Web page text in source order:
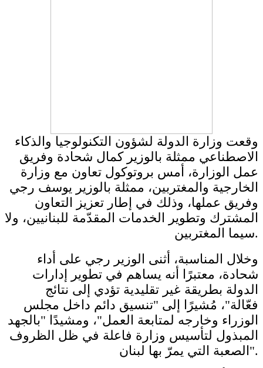
وقعت وزارة الدولة لشؤون التكنولوجيا والذكاء
الاصطناعي ممثلة بالوزير كمال شحادة وفريق
عمل الوزارة، أمس بروتوكول تعاون مع وزارة
الخارجية والمغتربين، ممثلة بالوزير يوسف رجي
وفريق عملها، وذلك في إطار تعزيز التعاون
المشترك وتطوير الخدمات المقدّمة للبنانيين، ولا
سيما المغتربين.
وخلال المناسبة، أثنى الوزير رجي على أداء
شحادة، معتبرًا أنه يساهم في تطوير إدارات
الدولة بطريقة غير تقليدية تؤدي إلى نتائج
فعّالة"، مُشيرًا إلى "تنسيق دائم داخل مجلس
الوزراء وخارجه لمتابعة العمل"، ومشيدًا "بالجهد
المبذول لتأسيس وزارة فاعلة في ظل الظروف
الصعبة التي يمرّ بها لبنان".